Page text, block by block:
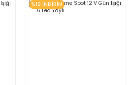
%10 İNDİRİM